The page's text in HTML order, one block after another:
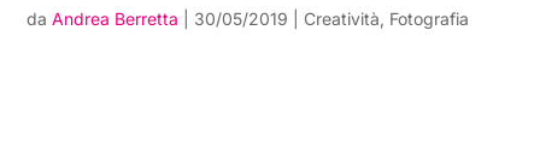
daAndrea Berretta 30/05/2019 Creatività, Fotografia